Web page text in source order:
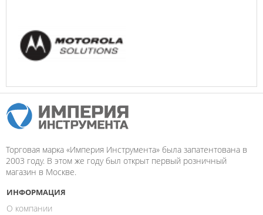
Торговая марка «Империя Инструмента» была запатентована в
2003 году. В этом же году был открыт первый розничный
магазин в Москве.
ИНФОРМАЦИЯ
О компании